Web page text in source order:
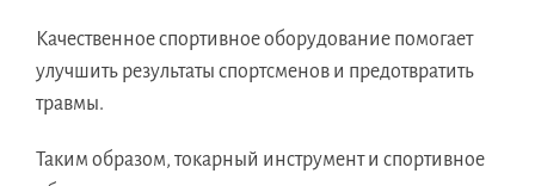
Качественное спортивное оборудование помогает
улучшить результаты спортсменов и предотвратить
травмы.
Таким образом, токарный инструмент и спортивное